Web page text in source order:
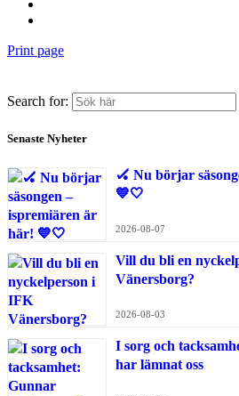
Print page
Search for:
Senaste Nyheter
🏑 Nu börjar
💙🤍
2026-08-07
Vill du bli en
Vänersborg?
2026-08-03
I sorg och
har lämnat oss